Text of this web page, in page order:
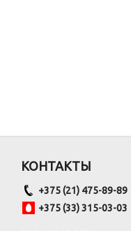
КОНТАКТЫ
+375 (21) 475-89-89
+375 (33) 315-03-03